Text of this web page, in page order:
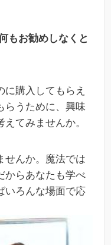
もお勧めしなくと
購入してもらえ
らうために、興味
てみませんか。
せんか。魔法では
からあなたも学べ
いろんな場面で応